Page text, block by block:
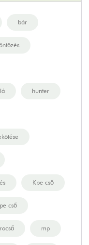
bár
hunter
Kpe cső
cső
mp